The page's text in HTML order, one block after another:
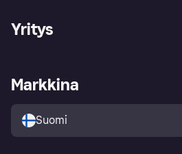
Ohje
Kirjaudu sisään
Tutustu kauppoihin
Ostajan turva
Yritys
Kirjaudu sisään yrityksenä
Markkina
Suomi